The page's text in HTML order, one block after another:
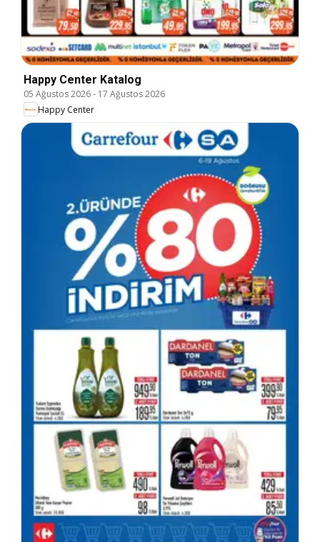
Happy Center Katalog
05 Ağustos 2026- 17 Ağustos 2026
Happy Center